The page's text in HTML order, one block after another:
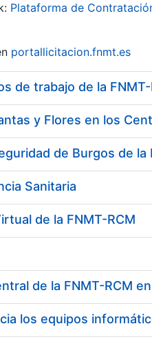
Plataforma de
portallicitacion.fnmt.es
de trabajo de la FNMT-
de Burgos de la
Sanitaria
de la FNMT-RCM
de la FNMT-RCM